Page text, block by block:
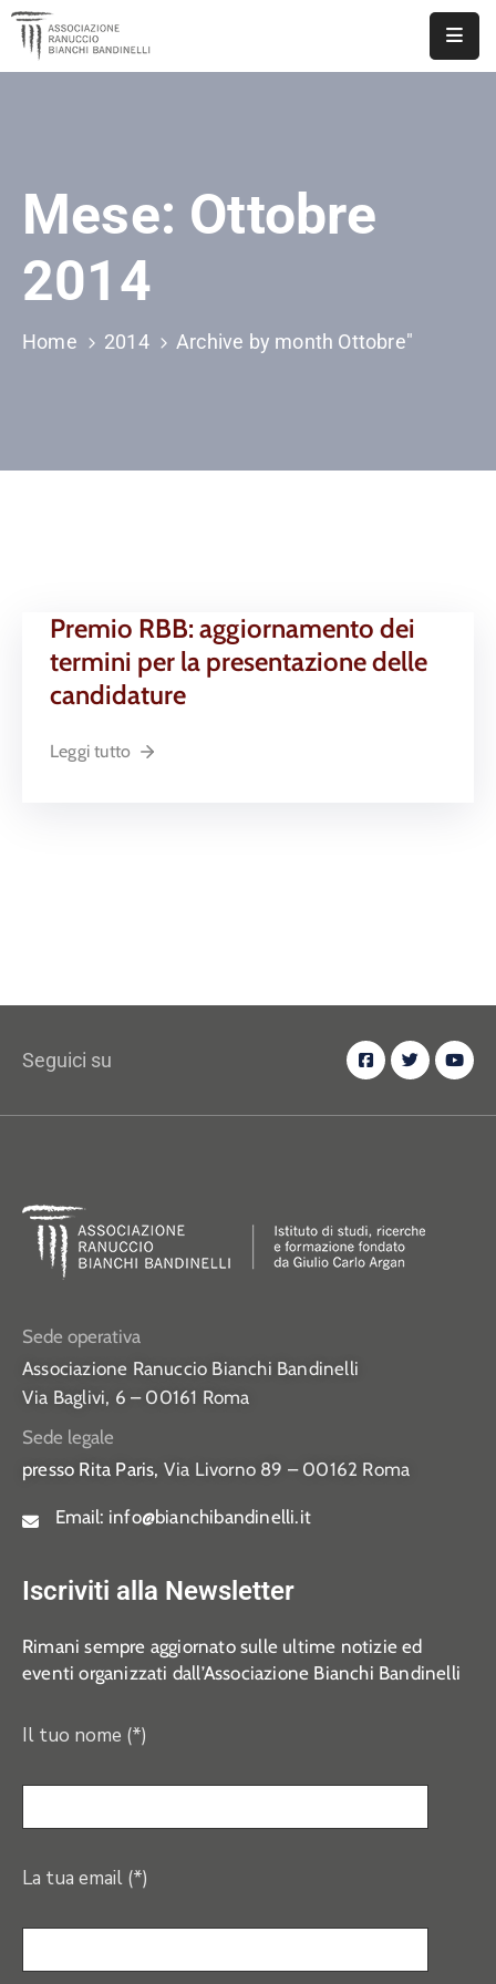
DOCUMENTI
PUBBLICAZIONI
CONTATTI
Mese: Ottobre
2014
Home 2014 Archive by month Ottobre"
Premio RBB: aggiornamento dei
termini per la presentazione delle
candidature
Leggi tutto
Seguici su
Sede operativa
Associazione Ranuccio Bianchi Bandinelli
Via Baglivi, 6 – 00161 Roma
Sede legale
presso Rita Paris, Via Livorno 89 – 00162 Roma
Email: info@bianchibandinelli.it
Iscriviti alla Newsletter
Rimani sempre aggiornato sulle ultime notizie ed
eventi organizzati dall’Associazione Bianchi Bandinelli
Il tuo nome (*)
La tua email (*)